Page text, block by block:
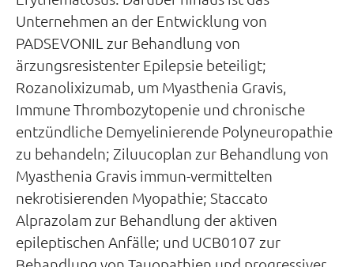
Unternehmen an der Entwicklung von
PADSEVONIL zur Behandlung von
ärzungsresistenter Epilepsie beteiligt;
Rozanolixizumab, um Myasthenia Gravis,
Immune Thrombozytopenie und chronische
entzündliche Demyelinierende Polyneuropathie
zu behandeln; Ziluucoplan zur Behandlung von
Myasthenia Gravis immun-vermittelten
nekrotisierenden Myopathie; Staccato
Alprazolam zur Behandlung der aktiven
epileptischen Anfälle; und UCB0107 zur